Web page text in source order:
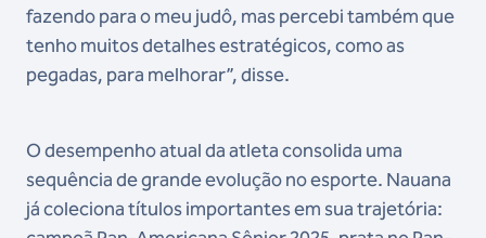
fazendo para o meu judô, mas percebi também que
tenho muitos detalhes estratégicos, como as
pegadas, para melhorar”, disse.
O desempenho atual da atleta consolida uma
sequência de grande evolução no esporte. Nauana
já coleciona títulos importantes em sua trajetória: